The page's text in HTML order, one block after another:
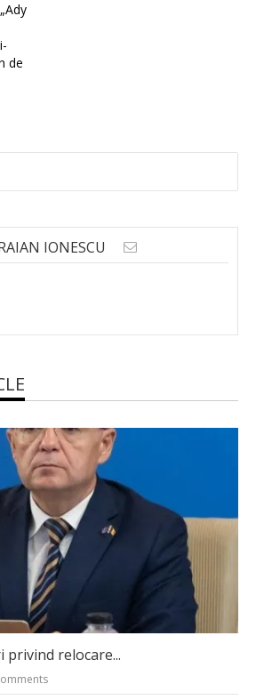
de
IONESCU
privind relocare...